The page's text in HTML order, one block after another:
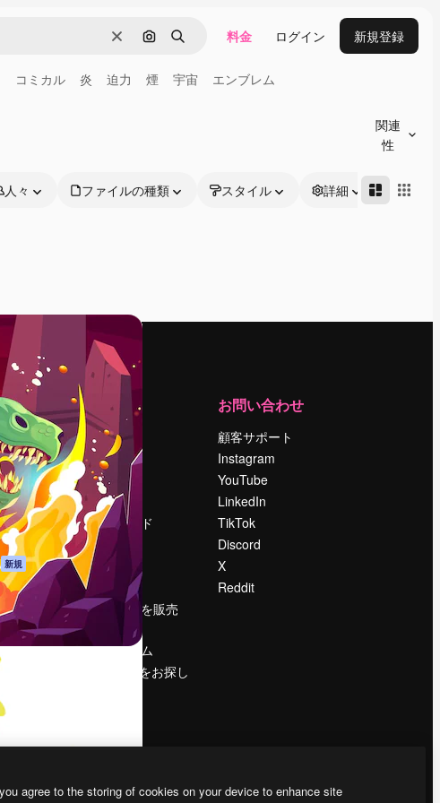
消去 画像で検索
検索 料金 ログイン 新規登録
コミカル 炎 迫力 煙 宇宙 エンブレム
関連
性
人々 ファイルの種類 スタイル 詳細
ポリ
新規
シー
ター
イト
運営
料金
会社概要
Reviews
採用情報
検索トレンド
ブログ
イベント
Slidesgo
コンテンツを販売
する
プレスルーム
magnific.aiをお探し
お問い合わせ
顧客サポート
Instagram
YouTube
LinkedIn
TikTok
Discord
X
Reddit
agree to the storing of cookies on your device to enhance site